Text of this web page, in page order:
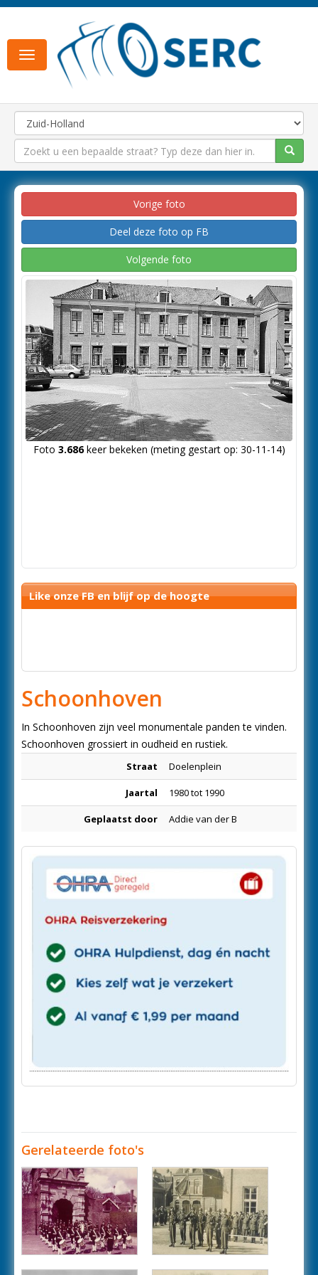
Toggle
navigation
Vorige foto
Deel deze foto op FB
Volgende foto
Foto 3.686keer bekeken (meting gestart op: 30-11-14)
Like onze FB en blijf op de hoogte
Schoonhoven
In Schoonhoven zijn veel monumentale panden te vinden.
Schoonhoven grossiert in oudheid en rustiek.
Straat Doelenplein
Jaartal 1980 tot 1990
Geplaatst door Addie van der B
Gerelateerde foto's